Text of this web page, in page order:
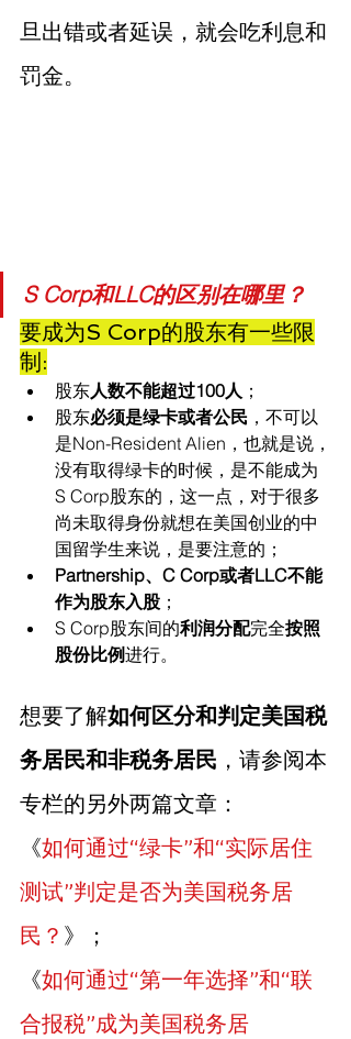
旦出错或者延误，就会吃利息和
罚金。
S Corp和LLC的区别在哪里？
要成为S Corp的股东有一些限
制:
股东人数不能超过100人 ；
股东必须是绿卡或者公民 ，不可以
是Non-Resident Alien，也就是说，
没有取得绿卡的时候，是不能成为
S Corp股东的，这一点，对于很多
尚未取得身份就想在美国创业的中
国留学生来说，是要注意的；
Partnership、C Corp或者LLC不能
作为股东入股 ；
S Corp股东间的利润分配完全按照
股份比例进行。
想要了解如何区分和判定美国税
务居民和非税务居民 ，请参阅本
专栏的另外两篇文章：
《如何通过“绿卡”和“实际居住
测试”判定是否为美国税务居
民？ 》；
《如何通过“第一年选择”和“联
合报税”成为美国税务居